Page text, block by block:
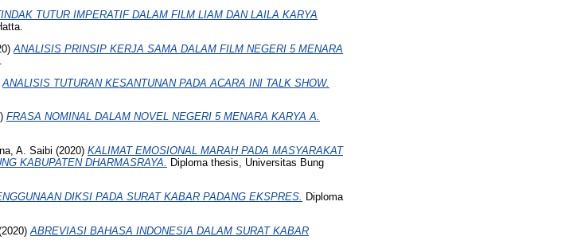
TUTUR IMPERATIF DALAM FILM LIAM DAN LAILA KARYA
ANALISIS PRINSIP KERJA SAMA DALAM FILM NEGERI 5 MENARA
ANALISIS TUTURAN KESANTUNAN PADA ACARA INI TALK SHOW.
FRASA NOMINAL DALAM NOVEL NEGERI 5 MENARA KARYA A.
A. Saibi (2020) KALIMAT EMOSIONAL MARAH PADA MASYARAKAT
KABUPATEN DHARMASRAYA. Diploma thesis, Universitas Bung
DIKSI PADA SURAT KABAR PADANG EKSPRES.
Diploma
ABREVIASI BAHASA INDONESIA DALAM SURAT KABAR